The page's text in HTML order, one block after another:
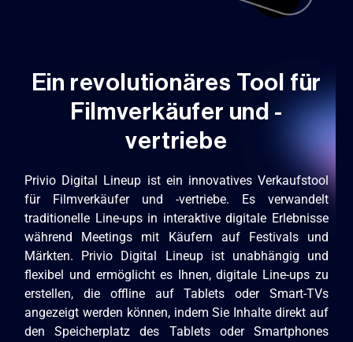
Ein revolutionäres Tool für
Filmverkäufer und -
vertriebe
Privio Digital Lineup ist ein innovatives Verkaufstool
für Filmverkäufer und -vertriebe. Es verwandelt
traditionelle Line-ups in interaktive digitale Erlebnisse
während Meetings mit Käufern auf Festivals und
Märkten. Privio Digital Lineup ist unabhängig und
flexibel und ermöglicht es Ihnen, digitale Line-ups zu
erstellen, die offline auf Tablets oder Smart-TVs
angezeigt werden können, indem Sie Inhalte direkt auf
den Speicherplatz des Tablets oder Smartphones